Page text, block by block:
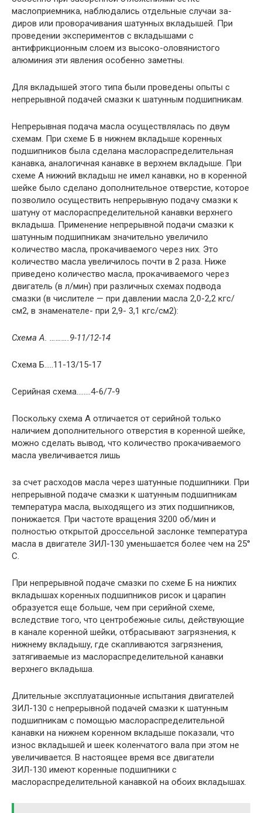
маслоприемника, наблюдались отдельные случаи за-
диров или проворачивания шатунных вкладышей. При
проведении экспериментов с вкладышами с
антифрикционным слоем из высоко-оловянистого
алюминия эти явления особенно заметны.
Для вкладышей этого типа были проведены опыты с
непрерывной подачей смазки к шатунным подшипникам.
Непрерывная подача масла осуществлялась по двум
схемам. При схеме Б в нижнем вкладыше коренных
подшипников была сделана маслораспределительная
канавка, аналогичная канавке в верхнем вкладыше. При
схеме А нижний вкладыш не имел канавки, но в коренной
шейке было сделано дополнительное отверстие, которое
позволило осуществить непрерывную подачу смазки к
шатуну от маслораспределительной канавки верхнего
вкладыша. Применение непрерывной подачи смазки к
шатунным подшипникам значительно увеличило
количество масла, прокачиваемого через них. Это
количество масла увеличилось почти в 2 раза. Ниже
приведено количество масла, прокачиваемого через
двигатель (в л/мин) при различных схемах подвода
смазки (в числителе — при давлении масла 2,0-2,2 кгс/
см2, в знаменателе- при 2,9- 3,1 кгс/см2):
Схема А. ……….9-11/12-14
Схема Б…..11-13/15-17
Серийная схема……..4-6/7-9
Поскольку схема А отличается от серийной только
наличием дополнительного отверстия в коренной шейке,
можно сделать вывод, что количество прокачиваемого
масла увеличивается лишь
за счет расходов масла через шатунные подшипники. При
непрерывной подаче смазки к шатунным подшипникам
температура масла, выходящего из этих подшипников,
понижается. При частоте вращения 3200 об/мин и
полностью открытой дроссельной заслонке температура
масла в двигателе ЗИЛ-130 уменьшается более чем на 25°
С.
При непрерывной подаче смазки по схеме Б на нижпих
вкладышах коренных подшипников рисок и царапин
образуется еще больше, чем при серийной схеме,
вследствие того, что центробежные силы, действующие
в канале коренной шейки, отбрасывают загрязнения, к
нижнему вкладышу, где скапливаются загрязнения,
затягиваемые из маслораспределительной канавки
верхнего вкладыша.
Длительные эксплуатационные испытания двигателей
ЗИЛ-130 с непрерывной подачей смазки к шатунным
подшипникам с помощью маслораспределительной
канавки на нижнем коренном вкладыше показали, что
износ вкладышей и шеек коленчатого вала при этом не
увеличивается. В настоящее время все двигатели
ЗИЛ-130 имеют коренные подшипники с
маслораспределительной канавкой на обоих вкладышах.